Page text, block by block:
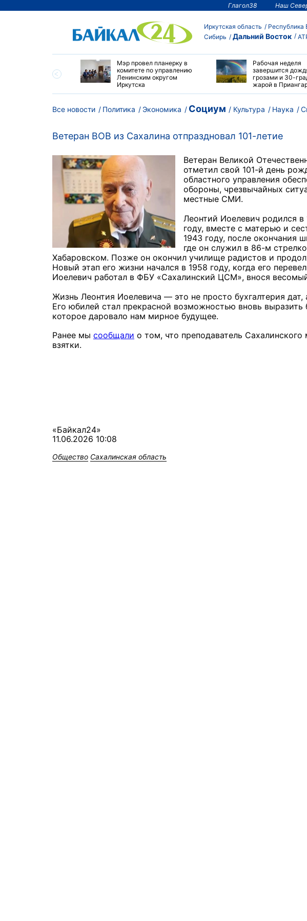
Глагол38 Наш
Иркутская область Республика
Сибирь
Дальний Восток
сделать
Мэр провел планерку в
комитете по управлению
Ленинским округом
Иркутска
Рабочая неделя
завершится
грозами и 30-
жарой в
Все новости Политика Экономика Социум Культура Наука
Ветеран ВОВ из Сахалина отпраздновал 101-летие
Ветеран Великой
отметил свой 101-й день
областного управления
обороны, чрезвычайных
местные СМИ.
Леонтий Иоелевич родился в
году, вместе с матерью и
1943 году, после окончания
где он служил в 86-м
Хабаровском. Позже он окончил училище радистов и
Новый этап его жизни начался в 1958 году, когда его
Иоелевич работал в ФБУ «Сахалинский ЦСМ», внося
Жизнь Леонтия Иоелевича — это не просто бухгалтерия
Его юбилей стал прекрасной возможностью вновь выразить
которое даровало нам мирное будущее.
Ранее мы сообщали о том, что преподаватель
взятки.
«Байкал24»
11.06.2026 10:08
Общество Сахалинская область